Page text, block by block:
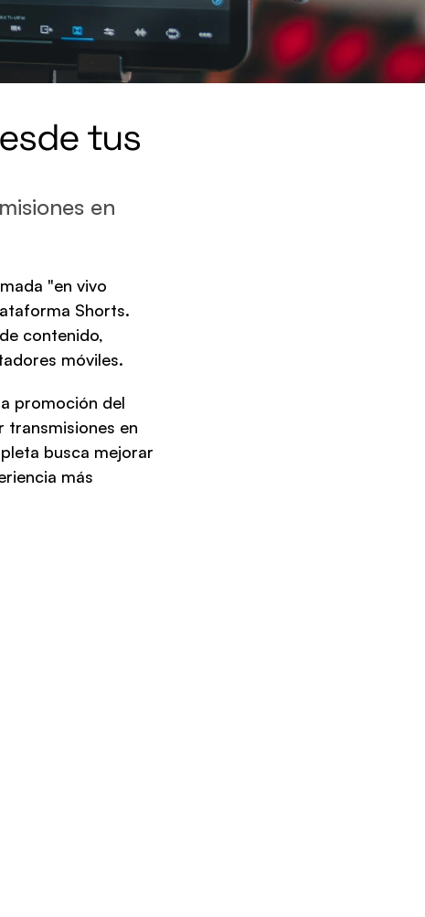
tus
en
"en vivo
Shorts.
contenido,
móviles.
promoción del
transmisiones en
busca mejorar
más